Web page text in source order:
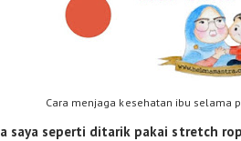
Cara menjaga kesehatan ibu selama
saya seperti ditarik pakai stretch